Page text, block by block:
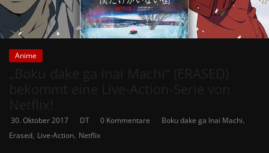
Anime
30. Oktober 2017 DT 0 Kommentare Boku dake ga Inai Machi,
Erased, Live-Action, Netflix